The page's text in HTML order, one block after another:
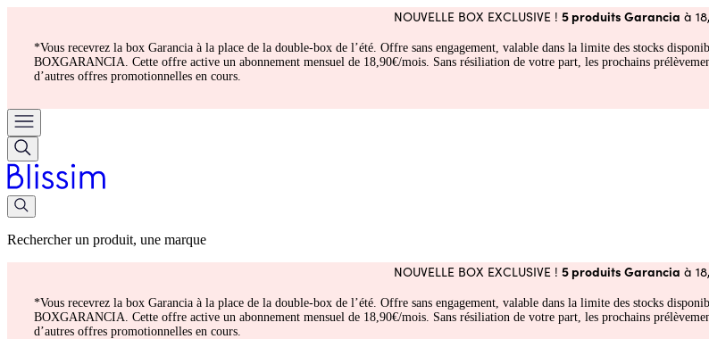
NOUVELLE BOX EXCLUSIVE ! 5 produits Garancia à
*Vous recevrez la box Garancia à la place de la double-box de l’été. Offre sans engagement, valable dans la limite des stocks
BOXGARANCIA. Cette offre active un abonnement mensuel de 18,90€/mois. Sans résiliation de votre part, les prochains
d’autres offres promotionnelles en cours.
Rechercher un produit, une marque
NOUVELLE BOX EXCLUSIVE ! 5 produits Garancia à
*Vous recevrez la box Garancia à la place de la double-box de l’été. Offre sans engagement, valable dans la limite des stocks
BOXGARANCIA. Cette offre active un abonnement mensuel de 18,90€/mois. Sans résiliation de votre part, les prochains
d’autres offres promotionnelles en cours.